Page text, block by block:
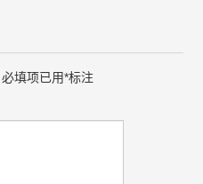
必填项已用*标注